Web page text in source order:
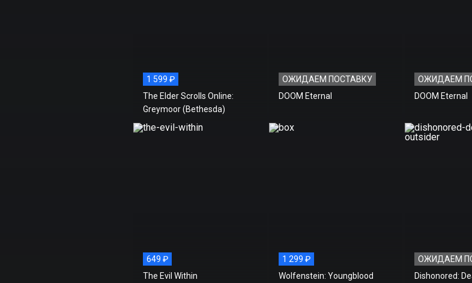
1 599 ₽
The Elder Scrolls Online:
Greymoor (Bethesda)
ОЖИДАЕМ ПОСТАВКУ
DOOM Eternal
ОЖИДАЕМ
DOOM Eternal
649 ₽
The Evil Within
1 299 ₽
Wolfenstein: Youngblood
ОЖИДАЕМ
Dishonored: